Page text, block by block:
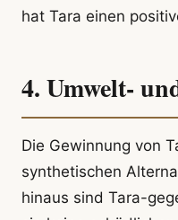
hat Tara einen
4. Umwelt-
Die Gewinnung von
synthetischen
hinaus sind Tara-